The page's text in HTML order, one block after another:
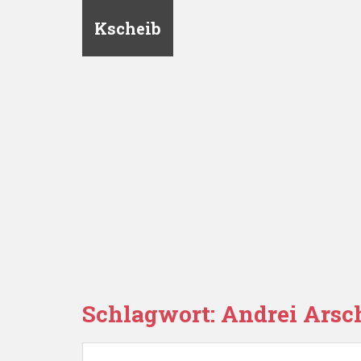
Kscheib
Schlagwort: Andrei